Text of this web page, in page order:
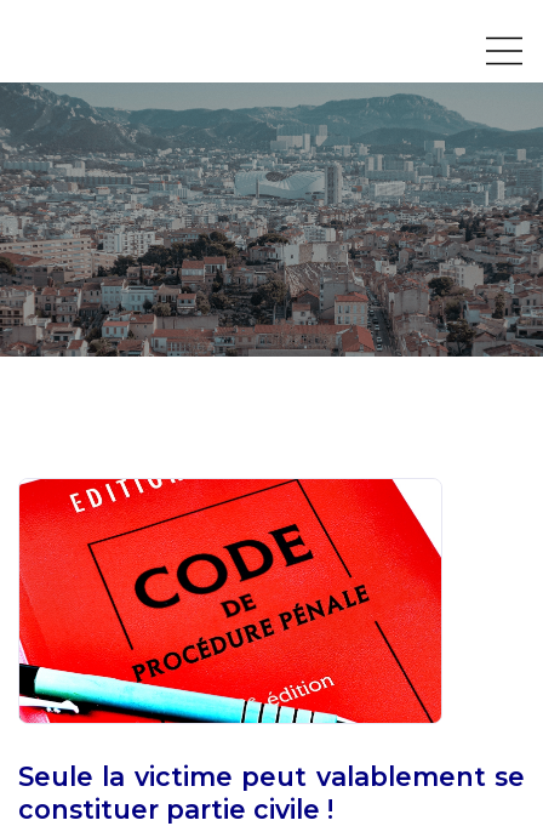
Seule la victime peut valablement se
constituer partie civile !